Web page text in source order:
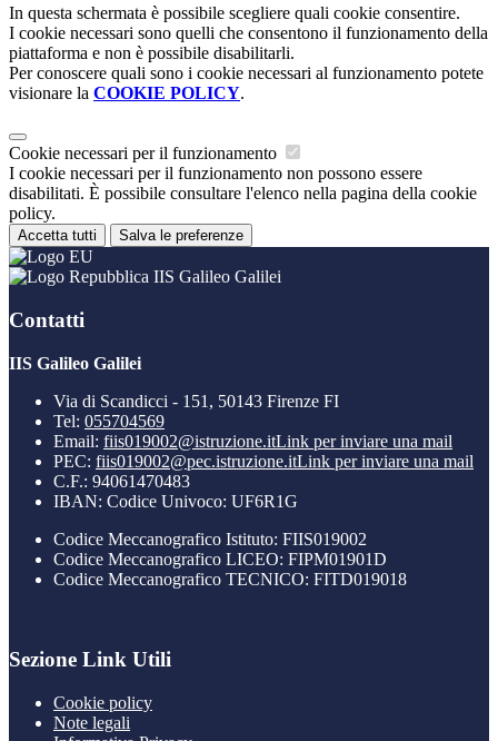
In questa schermata è possibile scegliere quali cookie consentire.
I cookie necessari sono quelli che consentono il funzionamento della
piattaforma e non è possibile disabilitarli.
Per conoscere quali sono i cookie necessari al funzionamento potete
visionare la COOKIE POLICY.
Cookie necessari per il funzionamento
I cookie necessari per il funzionamento non possono essere
disabilitati. È possibile consultare l'elenco nella pagina della cookie
policy.
Accetta tutti Salva le preferenze
IIS Galileo Galilei
Contatti
IIS Galileo Galilei
Via di Scandicci - 151, 50143 Firenze FI
Tel: 055704569
Email: fiis019002@istruzione.itLink per inviare una mail
PEC: fiis019002@pec.istruzione.itLink per inviare una mail
C.F.: 94061470483
IBAN: Codice Univoco: UF6R1G
Codice Meccanografico Istituto: FIIS019002
Codice Meccanografico LICEO: FIPM01901D
Codice Meccanografico TECNICO: FITD019018
Sezione Link Utili
Cookie policy
Note legali